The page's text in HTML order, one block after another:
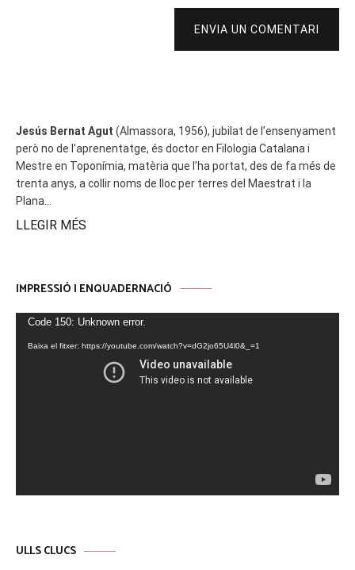
ENVIA UN COMENTARI
Jesús Bernat Agut (Almassora, 1956), jubilat de l’ensenyament
però no de l’aprenentatge, és doctor en Filologia Catalana i
Mestre en Toponímia, matèria que l’ha portat, des de fa més de
trenta anys, a collir noms de lloc per terres del Maestrat i la
Plana...
LLEGIR MÉS
IMPRESSIÓ I ENQUADERNACIÓ
Reproductor
vídeo
Code 150: Unknown error.
Baixa el fitxer: https://youtube.com/watch?v=dG2jo65U4l0&_=1
ULLS CLUCS